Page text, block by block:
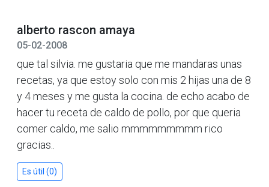
alberto rascon amaya
05-02-2008
que tal silvia. me gustaria que me mandaras unas
recetas, ya que estoy solo con mis 2 hijas una de 8
y 4 meses y me gusta la cocina. de echo acabo de
hacer tu receta de caldo de pollo, por que queria
comer caldo, me salio mmmmmmmmm rico
gracias..
Es útil (0)